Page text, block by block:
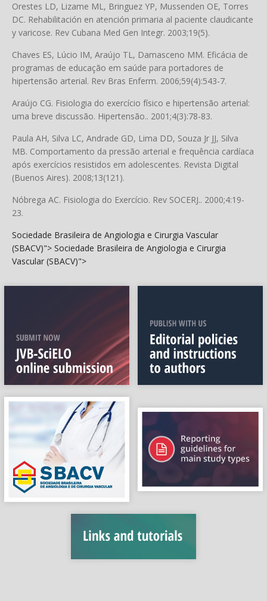
Orestes LD, Lizame ML, Bringuez YP, Mussenden OE, Torres
DC. Rehabilitación en atención primaria al paciente claudicante
y varicose. Rev Cubana Med Gen Integr. 2003;19(5).
Chaves ES, Lúcio IM, Araújo TL, Damasceno MM. Eficácia de
programas de educação em saúde para portadores de
hipertensão arterial. Rev Bras Enferm. 2006;59(4):543-7.
Araújo CG. Fisiologia do exercício físico e hipertensão arterial:
uma breve discussão. Hipertensão.. 2001;4(3):78-83.
Paula AH, Silva LC, Andrade GD, Lima DD, Souza Jr JJ, Silva
MB. Comportamento da pressão arterial e frequência cardíaca
após exercícios resistidos em adolescentes. Revista Digital
(Buenos Aires). 2008;13(121).
Nóbrega AC. Fisiologia do Exercício. Rev SOCERJ.. 2000;4:19-
23.
Sociedade Brasileira de Angiologia e Cirurgia Vascular
(SBACV)"> Sociedade Brasileira de Angiologia e Cirurgia
Vascular (SBACV)">